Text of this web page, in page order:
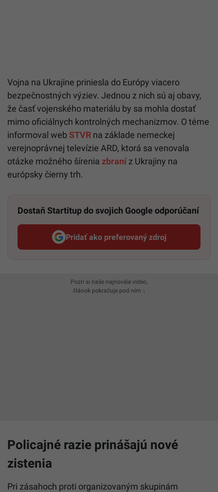
Vojna na Ukrajine priniesla do Európy viacero
bezpečnostných výziev. Jednou z nich sú aj obavy,
že časť vojenského materiálu by sa mohla dostať
mimo oficiálnych kontrolných mechanizmov. O téme
informoval web STVR na základe nemeckej
verejnoprávnej televízie ARD, ktorá sa venovala
otázke možného šírenia zbraní z Ukrajiny na
európsky čierny trh.
Dostaň Startitup do svojich Google odporúčaní
Pridať ako preferovaný zdroj
Startitup, odkaz sa otvorí v
Pozri si naše najnovšie video,
článok pokračuje pod ním ↓
Policajné razie prinášajú nové
zistenia
Pri zásahoch proti organizovaným skupinám